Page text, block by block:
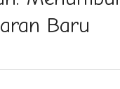
Baru